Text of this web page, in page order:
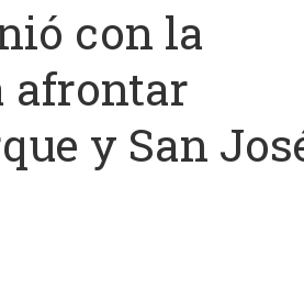
con la
afrontar
y San